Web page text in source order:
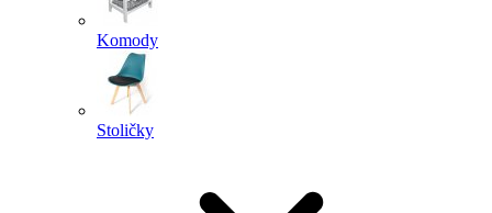
Komody
Stoličky